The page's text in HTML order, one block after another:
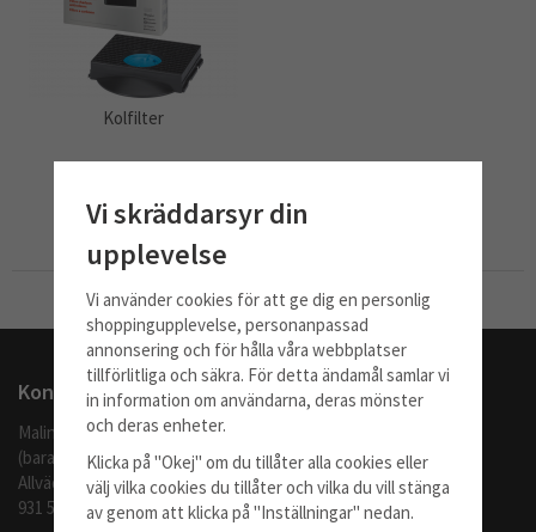
Kolfilter
Info Köp
Till Kassan
Kontakta oss
Malingo AB
(barafilter.se)
Allvädersgränd 35
931 52 SKELLEFTEÅ
Vi skräddarsyr din
upplevelse
Vi använder cookies för att ge dig en personlig
shoppingupplevelse, personanpassad
annonsering och för hålla våra webbplatser
tillförlitliga och säkra. För detta ändamål samlar vi
in information om användarna, deras mönster
och deras enheter.
Klicka på "Okej" om du tillåter alla cookies eller
välj vilka cookies du tillåter och vilka du vill stänga
av genom att klicka på "Inställningar" nedan.